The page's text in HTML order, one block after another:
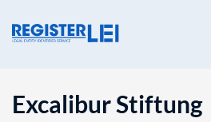
Excalibur Stiftung